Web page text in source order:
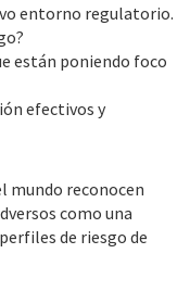
entorno regulatorio.
están poniendo foco
efectivos y
mundo reconocen
como una
de riesgo de